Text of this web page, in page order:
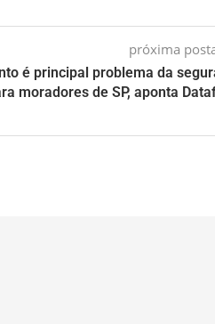
próxima
é principal problema da
moradores de SP, aponta